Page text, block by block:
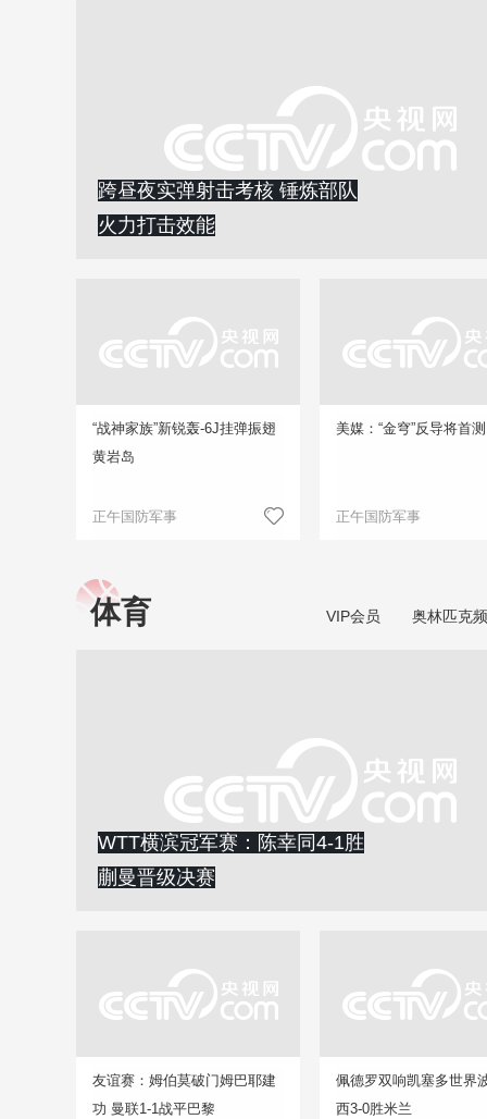
跨昼夜实弹射击考核 锤炼部队
火力打击效能
“战神家族”新锐轰-6J挂弹振翅
黄岩岛
正午国防军事
美媒：“金穹”反导将首测
正午国防军事
体育 VIP会员 奥林匹克
WTT横滨冠军赛：陈幸同4-1胜
蒯曼晋级决赛
友谊赛：姆伯莫破门姆巴耶建
功 曼联1-1战平巴黎
佩德罗双响凯塞多世界
西3-0胜米兰